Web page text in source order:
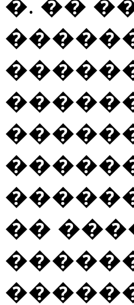
�. ��
��